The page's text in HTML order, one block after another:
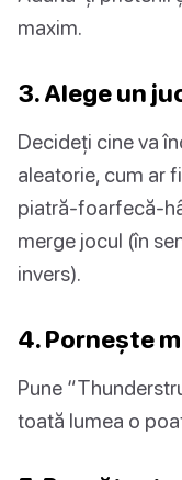
maxim.
3. Alege un
Decideți cine va
aleatorie, cum ar
piatră-foarfecă-
merge jocul (în
invers).
4. Pornește
Pune
toată lumea o